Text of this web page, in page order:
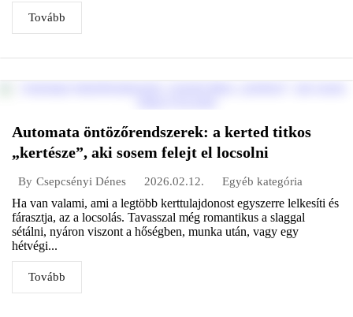
Tovább
Automata öntözőrendszerek: a kerted titkos
„kertésze”, aki sosem felejt el locsolni
By Csepcsényi Dénes 2026.02.12. Egyéb kategória
Ha van valami, ami a legtöbb kerttulajdonost egyszerre lelkesíti és
fárasztja, az a locsolás. Tavasszal még romantikus a slaggal
sétálni, nyáron viszont a hőségben, munka után, vagy egy
hétvégi...
Tovább